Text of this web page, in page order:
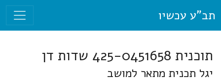
תב"ע עכשיו
תוכנית 425-0451658 שדות דן
יגל תכנית מתאר למושב